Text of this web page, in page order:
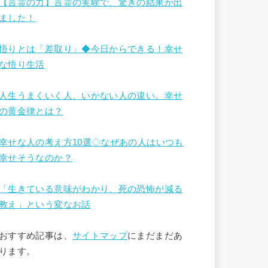
言霊の力】言霊の実験で、驚きの結果が出
した！
りとは「差取り」◆今日からできる！幸せ
悟り生活
生うまくいく人、いかない人の違い。幸せ
黄金律とは？
せな人の考え方10選◇なぜあの人はいつも
せそうなのか？
生きている意味がわかり、死の恐怖が減る
え」という変なお話
すすめ記事は、 サイトマップにまだまだあ
ます。